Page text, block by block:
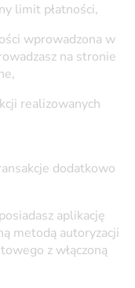
limit płatności,
wprowadzona w
na stronie
realizowanych
dodatkowo
aplikację
metodą autoryzacji
z włączoną